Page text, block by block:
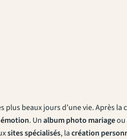
plus beaux jours d’une vie. Après
. Unalbum photo mariageou
sites spécialisés, lacréation